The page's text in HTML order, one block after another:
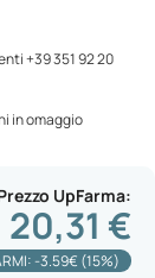
+39 351 92 20
in omaggio
UpFarma
20,31 €
-3.59€ (15%)